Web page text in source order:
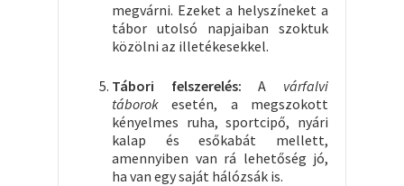
megvárni. Ezeket a helyszíneket a
tábor utolsó napjaiban szoktuk
közölni az illetékesekkel.
Tábori felszerelés: A várfalvi
táborok esetén, a megszokott
kényelmes ruha, sportcipő, nyári
kalap és esőkabát mellett,
amennyiben van rá lehetőség jó,
ha van egy saját hálózsák is.